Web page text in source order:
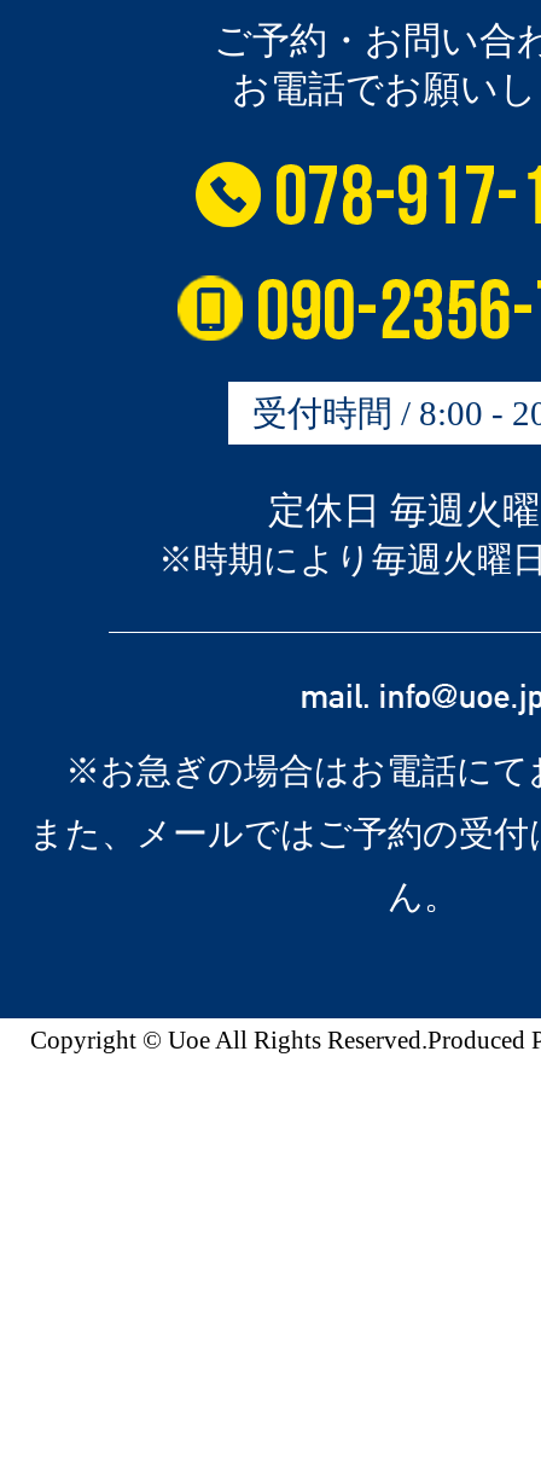
ご予約・お問い合
お電話でお願い
受付時間 / 8:00 -
定休日 毎週火
※時期により毎週火曜
※お急ぎの場合はお電話にて
また、メールではご予約の受
ん。
Copyright © Uoe All Rights Reserved.Produced